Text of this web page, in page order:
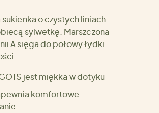
o czystych liniach
sylwetkę. Marszczona
A sięga do połowy łydki
jest miękka w dotyku
komfortowe